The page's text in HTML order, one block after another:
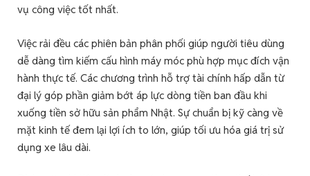
vụ công việc tốt nhất.
Việc rải đều các phiên bản phân phối giúp người tiêu dùng
dễ dàng tìm kiếm cấu hình máy móc phù hợp mục đích vận
hành thực tế. Các chương trình hỗ trợ tài chính hấp dẫn từ
đại lý góp phần giảm bớt áp lực dòng tiền ban đầu khi
xuống tiền sở hữu sản phẩm Nhật. Sự chuẩn bị kỹ càng về
mặt kinh tế đem lại lợi ích to lớn, giúp tối ưu hóa giá trị sử
dụng xe lâu dài.